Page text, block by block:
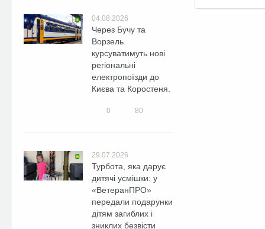
04.08.2026
Через Бучу та
Ворзель
курсуватимуть нові
регіональні
електропоїзди до
Києва та Коростеня.
0 80
29.07.2026
Турбота, яка дарує
дитячі усмішки: у
«ВетеранПРО»
передали подарунки
дітям загиблих і
зниклих безвісти